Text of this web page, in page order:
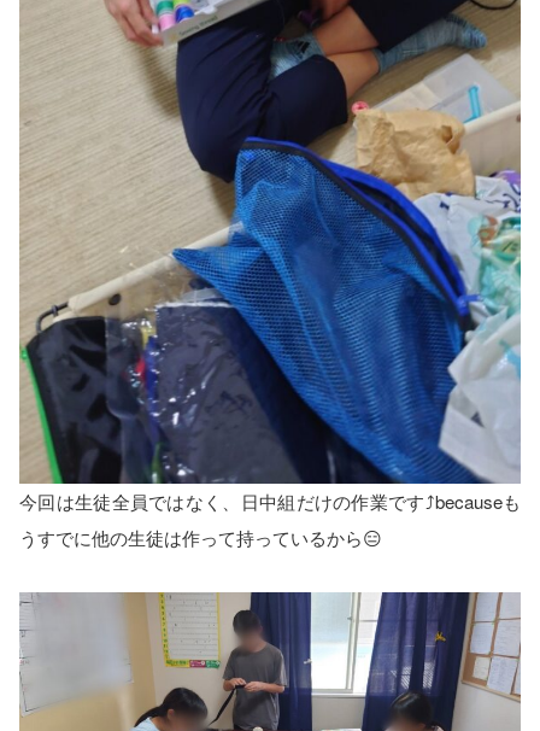
今回は生徒全員ではなく、日中組だけの作業です⤴️becauseも
うすでに他の生徒は作って持っているから😑